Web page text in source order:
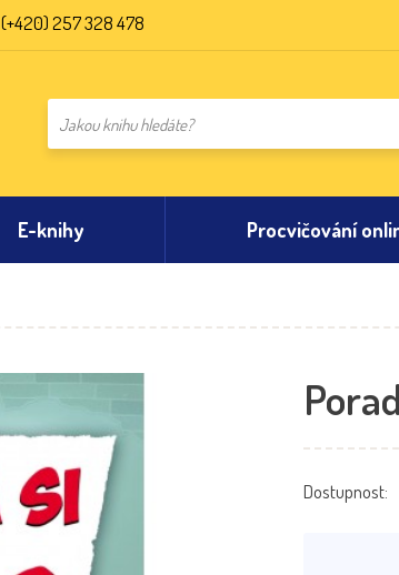
(+420) 257 328 478
E-knihy Procvičování
Dostupnost: